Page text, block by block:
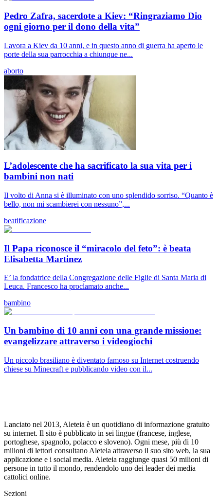
Pedro Zafra, sacerdote a Kiev: “Ringraziamo Dio
ogni giorno per il dono della vita”
Lavora a Kiev da 10 anni, e in questo anno di guerra ha aperto le
porte della sua parrocchia a chiunque ne...
aborto
L’adolescente che ha sacrificato la sua vita per i
bambini non nati
Il volto di Anna si è illuminato con uno splendido sorriso. “Quanto è
bello, non mi scambierei con nessuno”,...
beatificazione
Il Papa riconosce il “miracolo del feto”: è beata
Elisabetta Martinez
E’ la fondatrice della Congregazione delle Figlie di Santa Maria di
Leuca. Francesco ha proclamato anche...
bambino
Un bambino di 10 anni con una grande missione:
evangelizzare attraverso i videogiochi
Un piccolo brasiliano è diventato famoso su Internet costruendo
chiese su Minecraft e pubblicando video con il...
Lanciato nel 2013, Aleteia è un quotidiano di informazione gratuito
su internet. Il sito è pubblicato in sei lingue (francese, inglese,
portoghese, spagnolo, polacco e sloveno). Ogni mese, più di 10
milioni di lettori consultano Aleteia attraverso il suo sito web, la sua
applicazione e i social media. Aleteia raggiunge quasi 50 milioni di
persone in tutto il mondo, rendendolo uno dei leader dei media
cattolici online.
Sezioni